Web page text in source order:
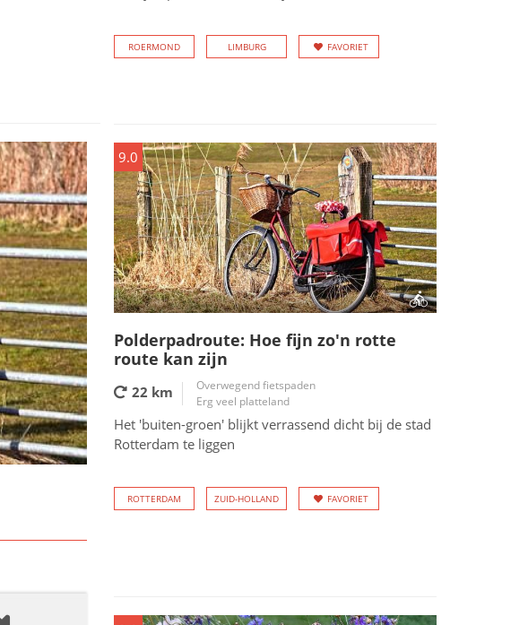
ROERMOND LIMBURG FAVORIET
9.0
Polderpadroute: Hoe fijn zo'n rotte
route kan zijn
22 km
Overwegend fietspaden
Erg veel platteland
Het 'buiten-groen' blijkt verrassend dicht bij de stad
Rotterdam te liggen
ROTTERDAM ZUID-HOLLAND FAVORIET